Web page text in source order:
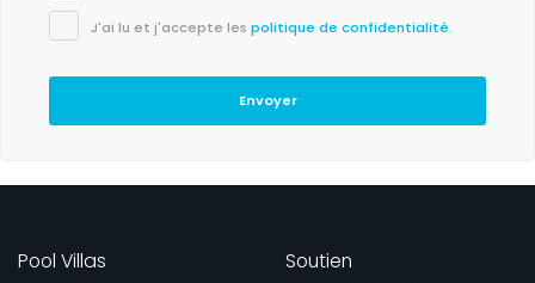
J'ai lu et j'accepte les politique de confidentialité.
Envoyer
Pool Villas Soutien